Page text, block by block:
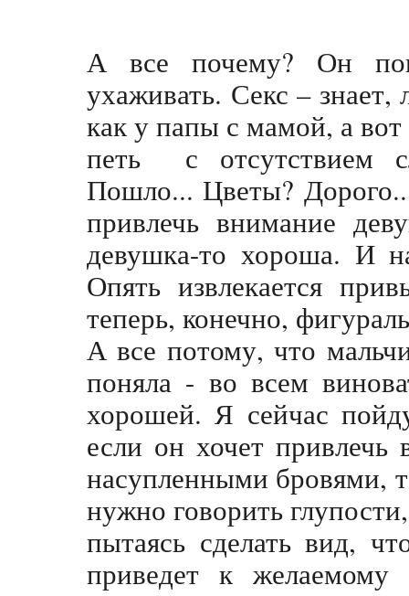
А все почему? Он
ухаживать. Секс –
как у папы с мамой, а
петь с отсутствием
Пошло... Цветы?
привлечь внимание
девушка-то хороша. И
Опять извлекается
теперь, конечно,
А все потому, что
поняла - во всем
хорошей. Я сейчас
если он хочет привлечь
насупленными бровями,
нужно говорить
пытаясь сделать вид,
приведет к желаемому